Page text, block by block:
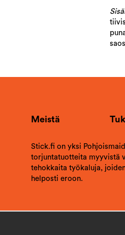
suihkaisu
puisiin
Meistä
Stick.fi on yksi
torjuntatuotteita myyvistä
tehokkaita työkaluja,
helposti eroon.